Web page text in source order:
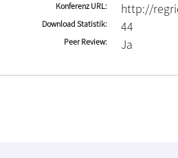
Konferenz URL http://
Download Statistik 44
Peer Review Ja